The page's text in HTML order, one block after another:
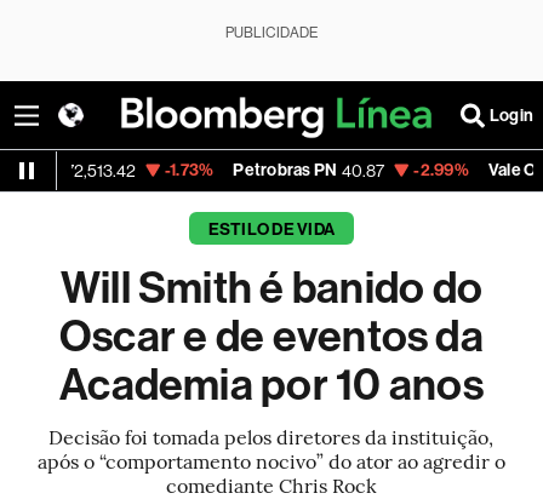
PUBLICIDADE
Login
-1.73% Petrobras PN 40.87 -2.99% Vale ON 74.97
ESTILO DE VIDA
Will Smith é banido do
Oscar e de eventos da
Academia por 10 anos
Decisão foi tomada pelos diretores da instituição,
após o “comportamento nocivo” do ator ao agredir o
comediante Chris Rock